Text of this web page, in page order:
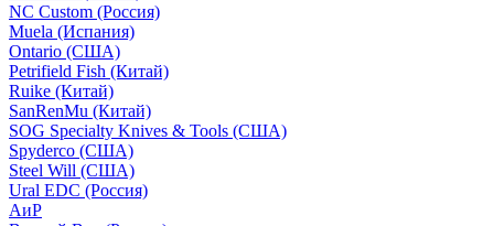
NC Custom (Россия)
Muela (Испания)
Ontario (США)
Petrifield Fish (Китай)
Ruike (Китай)
SanRenMu (Китай)
SOG Specialty Knives & Tools (США)
Spyderco (США)
Steel Will (США)
Ural EDC (Россия)
АиР